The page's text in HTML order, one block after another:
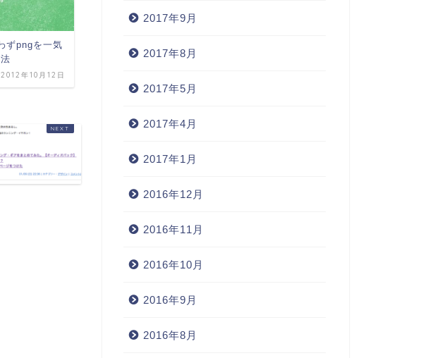
ずpngを一気
2012年10月12日
Macの「”ほげほげ”は、開発元が
2014年11月9日
2017年9月
2017年8月
2017年5月
2017年4月
2017年1月
2016年12月
2016年11月
2016年10月
2016年9月
2016年8月